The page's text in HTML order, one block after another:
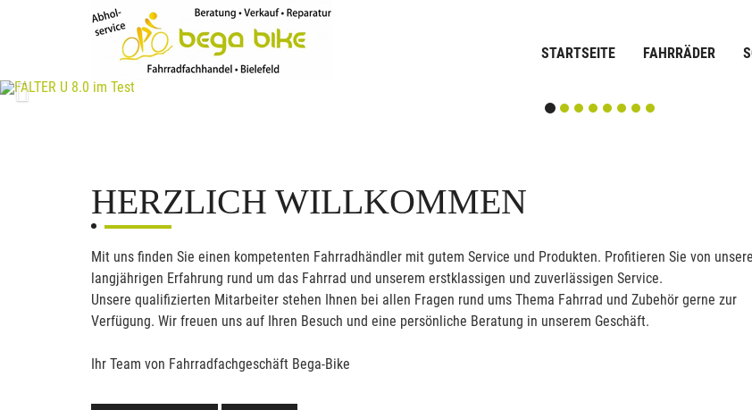
STARTSEITE FAHRRÄDER
Previous
HERZLICH WILLKOMMEN
Mit uns finden Sie einen kompetenten Fahrradhändler mit gutem Service und Produkten. Profitieren Sie von
langjährigen Erfahrung rund um das Fahrrad und unserem erstklassigen und zuverlässigen Service.
Unsere qualifizierten Mitarbeiter stehen Ihnen bei allen Fragen rund ums Thema Fahrrad und Zubehör gerne zur
Verfügung. Wir freuen uns auf Ihren Besuch und eine persönliche Beratung in unserem Geschäft.
Ihr Team von Fahrradfachgeschäft Bega-Bike